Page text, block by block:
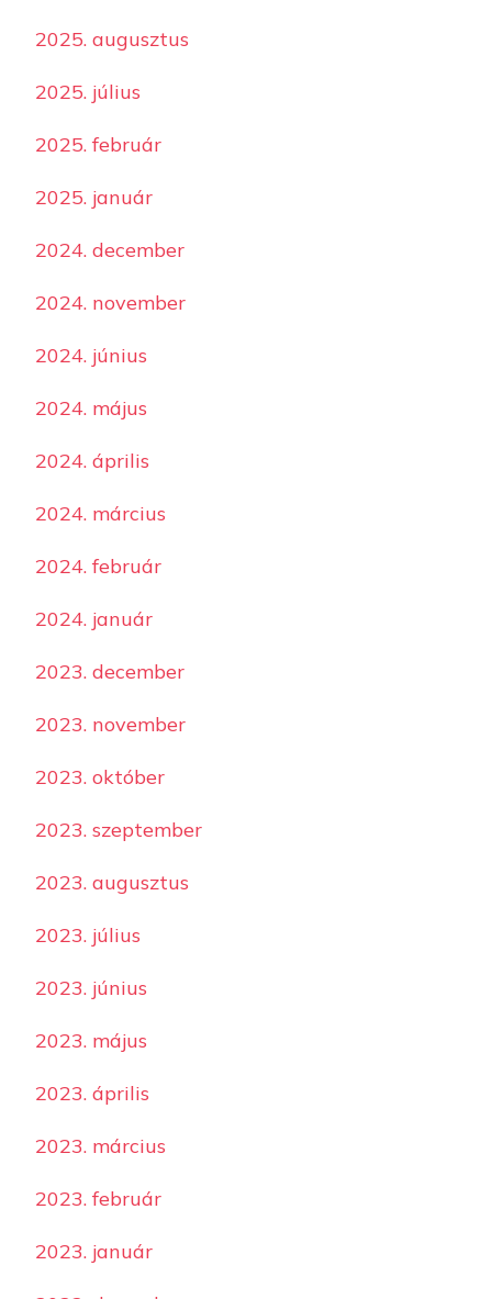
2025. augusztus
2025. július
2025. február
2025. január
2024. december
2024. november
2024. június
2024. május
2024. április
2024. március
2024. február
2024. január
2023. december
2023. november
2023. október
2023. szeptember
2023. augusztus
2023. július
2023. június
2023. május
2023. április
2023. március
2023. február
2023. január